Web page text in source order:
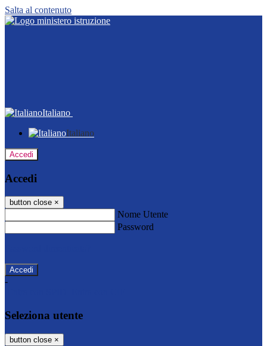
Salta al contenuto
Italiano
Italiano
Accedi
Accedi
button close ×
Nome Utente
Password
-
Seleziona utente
button close ×